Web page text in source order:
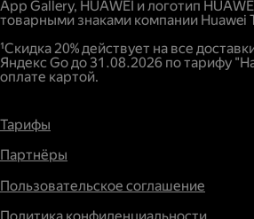
App Gallery, HUAWEI и логотип
товарными знаками компании Huawei
¹Скидка 20% действует на все
Яндекс Go до 31.08.2026 по тарифу
оплате картой.
Тарифы
Партнёры
Пользовательское соглашение
Политика конфиденциальности